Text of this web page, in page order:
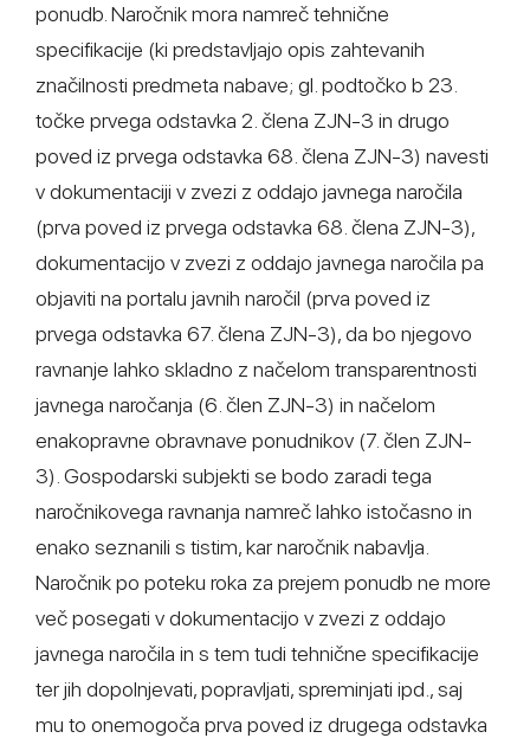
ponudb. Naročnik mora namreč tehnične
specifikacije (ki predstavljajo opis zahtevanih
značilnosti predmeta nabave; gl. podtočko b 23.
točke prvega odstavka 2. člena ZJN-3 in drugo
poved iz prvega odstavka 68. člena ZJN-3) navesti
v dokumentaciji v zvezi z oddajo javnega naročila
(prva poved iz prvega odstavka 68. člena ZJN-3),
dokumentacijo v zvezi z oddajo javnega naročila pa
objaviti na portalu javnih naročil (prva poved iz
prvega odstavka 67. člena ZJN-3), da bo njegovo
ravnanje lahko skladno z načelom transparentnosti
javnega naročanja (6. člen ZJN-3) in načelom
enakopravne obravnave ponudnikov (7. člen ZJN-
3). Gospodarski subjekti se bodo zaradi tega
naročnikovega ravnanja namreč lahko istočasno in
enako seznanili s tistim, kar naročnik nabavlja.
Naročnik po poteku roka za prejem ponudb ne more
več posegati v dokumentacijo v zvezi z oddajo
javnega naročila in s tem tudi tehnične specifikacije
ter jih dopolnjevati, popravljati, spreminjati ipd., saj
mu to onemogoča prva poved iz drugega odstavka